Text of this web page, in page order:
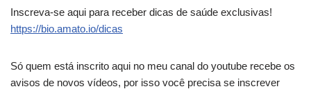
Inscreva-se aqui para receber dicas de saúde exclusivas!
https://bio.amato.io/dicas
Só quem está inscrito aqui no meu canal do youtube recebe os
avisos de novos vídeos, por isso você precisa se inscrever